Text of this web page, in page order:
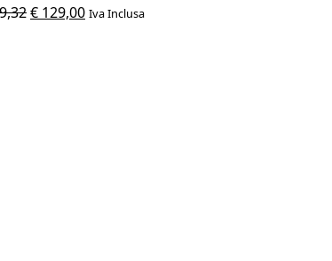
Il
€ 129,00IlIva Inclusa